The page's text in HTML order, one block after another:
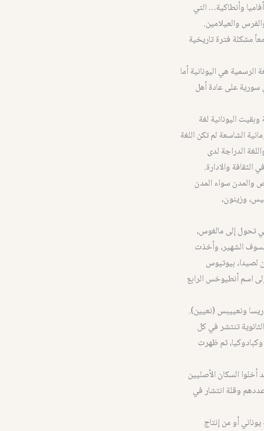
وأنطاكية… التي
والعيلامين.
مشكلة فترة تاريخية
هي اليونانية أما
سورية على عادة أهل
اليونانية لغة
الشاسعة لم تكن اللغة
الدراجة لدى
الثقافة والادارة.
والمدن سواء المدن
وزينون،
تحول إلى مالغوس،
الشهير، وأخذت
لصيدا، بيوتيوس
اسم أنطيوخس الرابع
ونعييبس (نعيين).
تنتشر في كل
ثم ظهرت
أخلوا السكان الأصليين
وقلة انتشار في
أو من إنتاج